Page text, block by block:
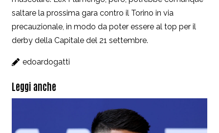
saltare la prossima gara contro il Torino in via
precauzionale, in modo da poter essere al top per il
derby della Capitale del 21 settembre.
edoardogatti
Leggi anche